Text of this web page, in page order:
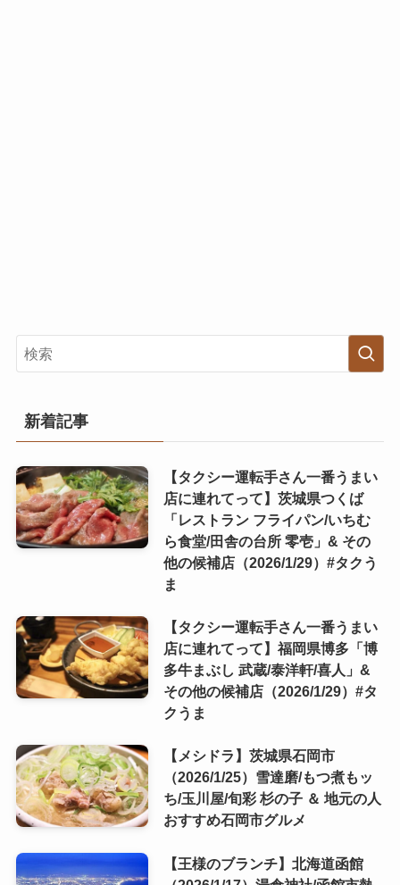
新着記事
【タクシー運転手さん一番うまい
店に連れてって】茨城県つくば
「レストラン フライパン/いちむ
ら食堂/田舎の台所 零壱」& その
他の候補店（2026/1/29）#タクう
ま
【タクシー運転手さん一番うまい
店に連れてって】福岡県博多「博
多牛まぶし 武蔵/泰洋軒/喜人」&
その他の候補店（2026/1/29）#タ
クうま
【メシドラ】茨城県石岡市
（2026/1/25）雪達磨/もつ煮もッ
ち/玉川屋/旬彩 杉の子 ＆ 地元の人
おすすめ石岡市グルメ
【王様のブランチ】北海道函館